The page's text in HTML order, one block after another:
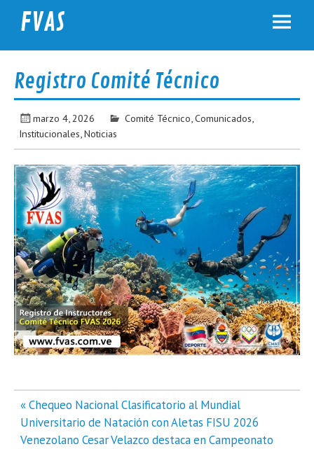
FVAS
Registro Comité Técnico
marzo 4, 2026 Comité Técnico Comunicados
Institucionales ,Noticias
Navegación
de
entradas
« Chequeo Nacional Clasificatorio al Mundial
Universitario de Natación con Aletas FISU 2026
Venezolano Cesar Velazco destaca en Campeonato